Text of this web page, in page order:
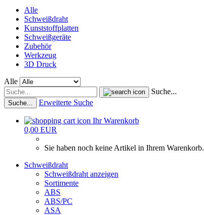
Alle
Schweißdraht
Kunststoffplatten
Schweißgeräte
Zubehör
Werkzeug
3D Druck
Alle
Suche...
Suche... Erweiterte Suche
Ihr Warenkorb
0,00 EUR
Sie haben noch keine Artikel in Ihrem Warenkorb.
Schweißdraht
Schweißdraht anzeigen
Sortimente
ABS
ABS/PC
ASA